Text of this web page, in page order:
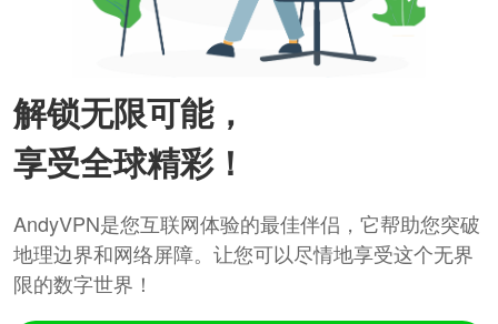
解锁无限可能，
享受全球精彩！
AndyVPN是您互联网体验的最佳伴侣，它帮助您突破
地理边界和网络屏障。让您可以尽情地享受这个无界
限的数字世界！